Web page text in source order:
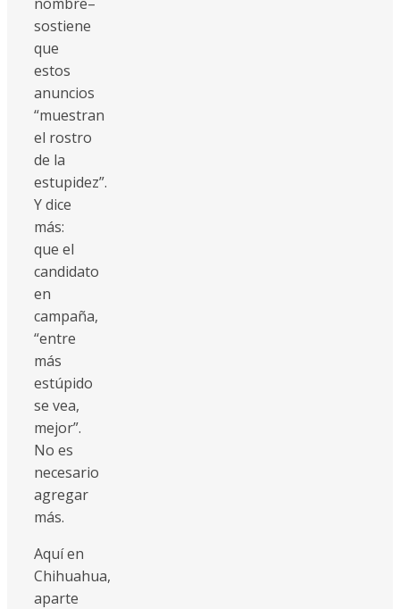
sostiene
que
estos
anuncios
“muestran
el rostro
de la
estupidez”.
Y dice
más:
que el
candidato
en
campaña,
“entre
más
estúpido
se vea,
mejor”.
No es
necesario
agregar
más.
Aquí en
Chihuahua,
aparte